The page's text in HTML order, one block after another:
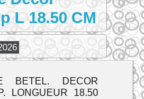
L 18.50 CM
BETEL. DECOR
LONGUEUR 18.50